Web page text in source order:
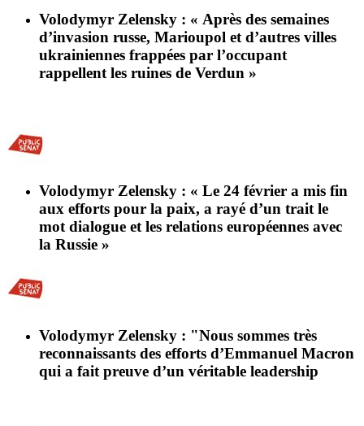
Volodymyr Zelensky : « Après des semaines
d’invasion russe, Marioupol et d’autres villes
ukrainiennes frappées par l’occupant
rappellent les ruines de Verdun »
Volodymyr Zelensky : « Le 24 février a mis fin
aux efforts pour la paix, a rayé d’un trait le
mot dialogue et les relations européennes avec
la Russie »
Volodymyr Zelensky : "Nous sommes très
reconnaissants des efforts d’Emmanuel Macron
qui a fait preuve d’un véritable leadership